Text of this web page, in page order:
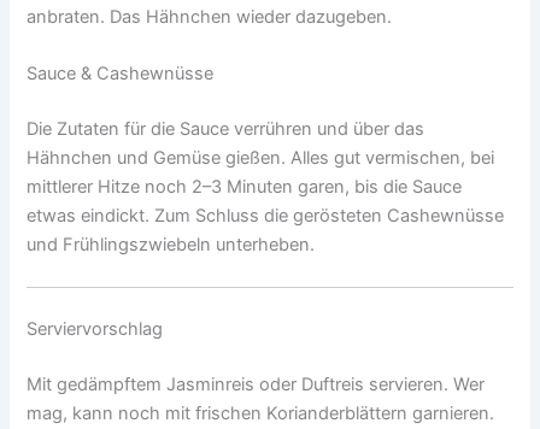
anbraten. Das Hähnchen wieder dazugeben.
Sauce & Cashewnüsse
Die Zutaten für die Sauce verrühren und über das
Hähnchen und Gemüse gießen. Alles gut vermischen, bei
mittlerer Hitze noch 2–3 Minuten garen, bis die Sauce
etwas eindickt. Zum Schluss die gerösteten Cashewnüsse
und Frühlingszwiebeln unterheben.
Serviervorschlag
Mit gedämpftem Jasminreis oder Duftreis servieren. Wer
mag, kann noch mit frischen Korianderblättern garnieren.